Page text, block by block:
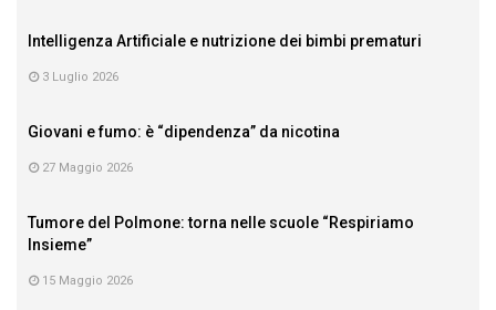
Intelligenza Artificiale e nutrizione dei bimbi prematuri
3 Luglio 2026
Giovani e fumo: è “dipendenza” da nicotina
27 Maggio 2026
Tumore del Polmone: torna nelle scuole “Respiriamo
Insieme”
15 Maggio 2026